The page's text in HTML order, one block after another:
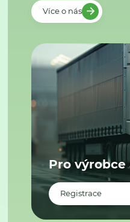
Více o nás
Pro výrobce
Registrace